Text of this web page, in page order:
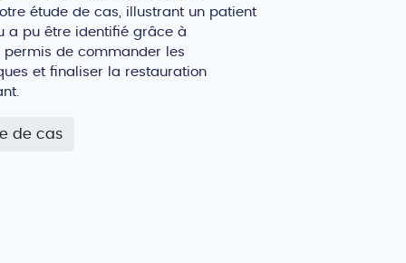
étude de cas, illustrant un patient
a pu être identifié grâce à
de commander les
et finaliser la restauration
de cas